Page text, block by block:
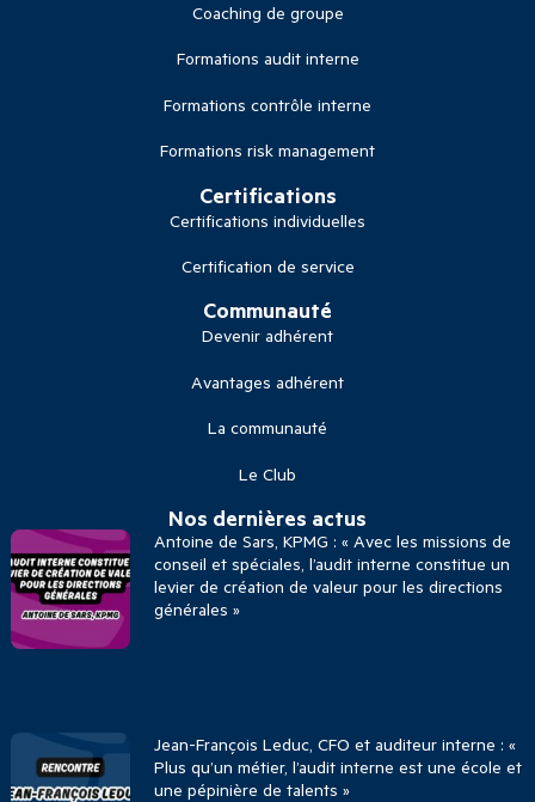
Coaching de groupe
Formations audit interne
Formations contrôle interne
Formations risk management
Certifications
Certifications individuelles
Certification de service
Communauté
Devenir adhérent
Avantages adhérent
La communauté
Le Club
Nos dernières actus
Antoine de Sars, KPMG : « Avec les missions de
conseil et spéciales, l’audit interne constitue un
levier de création de valeur pour les directions
générales »
Jean-François Leduc, CFO et auditeur interne : «
Plus qu’un métier, l’audit interne est une école et
une pépinière de talents »